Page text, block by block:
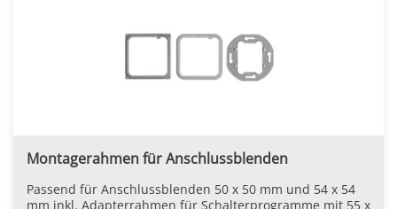
Montagerahmen für Anschlussblenden
Passend für Anschlussblenden 50 x 50 mm und 54 x 54
mm inkl. Adapterrahmen für Schalterprogramme mit 55 x